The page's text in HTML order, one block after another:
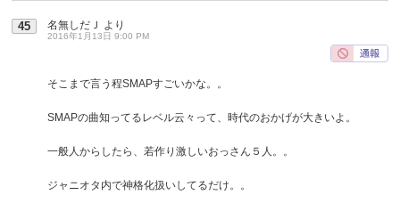
45 名無しだＪ より
2016年1月13日 9:00 PM
そこまで言う程SMAPすごいかな。。
SMAPの曲知ってるレベル云々って、時代のおかげが大きいよ。
一般人からしたら、若作り激しいおっさん５人。。
ジャニオタ内で神格化扱いしてるだけ。。